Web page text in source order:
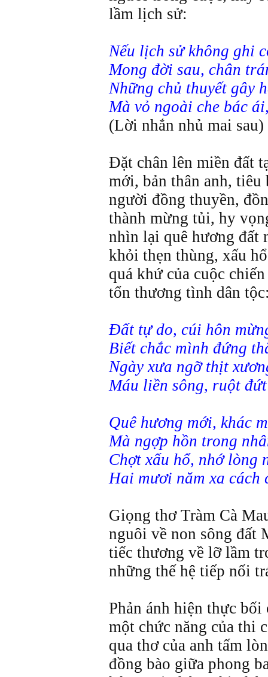
lầm lịch sử:
Nếu lịch sử không ghi
Mong đời sau, chân
Những chủ thuyết gây
Mà vỏ ngoài che bác
(Lời nhắn nhủ mai sau)
Đặt chân lên miền đất
mới, bản thân anh, tiêu
người đồng thuyền,
thành mừng tủi, hy
nhìn lại quê hương đất
khỏi thẹn thùng, xấu
quá khứ của cuộc
tổn thương tình dân
Đất tự do, cúi hôn
Biết chắc mình đứng
Ngày xưa ngỡ thịt
Máu liền sông, ruột
Quê hương mới, khác
Mà ngợp hồn trong
Chợt xấu hổ, nhớ lòng
Hai mươi năm xa cách
Giọng thơ Tràm Cà
nguôi về non sông đất
tiếc thương về lỡ lầm
những thế hệ tiếp nối
Phản ánh hiện thực
một chức năng của thi
qua thơ của anh tấm
đồng bào giữa phong